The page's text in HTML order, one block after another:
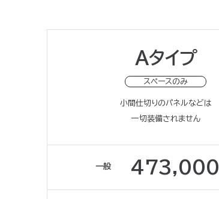
Aタイプ
スペースのみ
小間仕切りのパネルなどは
一切装備されません
一般 473,000